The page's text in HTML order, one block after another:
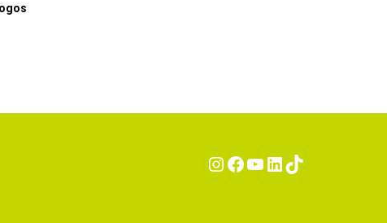
Instagram
Facebook
YouTube
LinkedIn